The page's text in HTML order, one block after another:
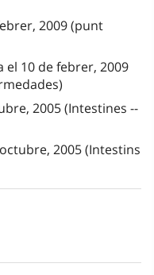
2009 (punt
el 10 de febrer, 2009
2005 (Intestines --
2005 (Intestins